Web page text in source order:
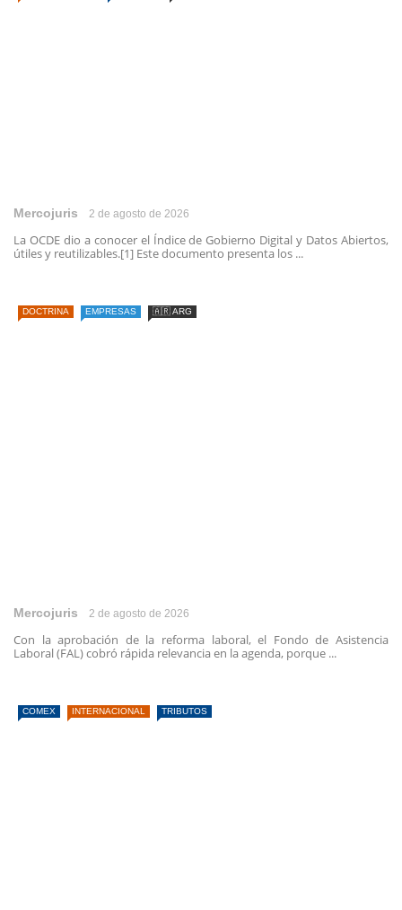
Mercojuris 2 de agosto de 2026
La OCDE dio a conocer el Índice de Gobierno Digital y Datos Abiertos,
útiles y reutilizables.[1] Este documento presenta los ...
DOCTRINA EMPRESAS 🇦🇷 ARG
Mercojuris 2 de agosto de 2026
Con la aprobación de la reforma laboral, el Fondo de Asistencia
Laboral (FAL) cobró rápida relevancia en la agenda, porque ...
COMEX INTERNACIONAL TRIBUTOS